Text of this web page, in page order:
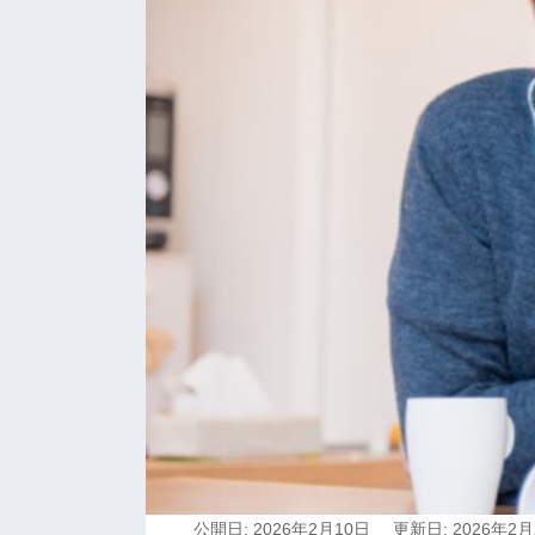
公開日: 2026年2月10日 更新日: 2026年2